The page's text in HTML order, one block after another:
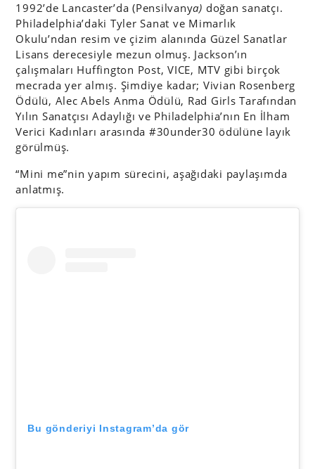
1992’de Lancaster’da (Pensilvanya) doğan sanatçı.
Philadelphia’daki Tyler Sanat ve Mimarlık
Okulu’ndan resim ve çizim alanında Güzel Sanatlar
Lisans derecesiyle mezun olmuş. Jackson’ın
çalışmaları Huffington Post, VICE, MTV gibi birçok
mecrada yer almış. Şimdiye kadar; Vivian Rosenberg
Ödülü, Alec Abels Anma Ödülü, Rad Girls Tarafından
Yılın Sanatçısı Adaylığı ve Philadelphia’nın En İlham
Verici Kadınları arasında #30under30 ödülüne layık
görülmüş.
“Mini me”nin yapım sürecini, aşağıdaki paylaşımda
anlatmış.
Bu gönderiyi Instagram’da gör